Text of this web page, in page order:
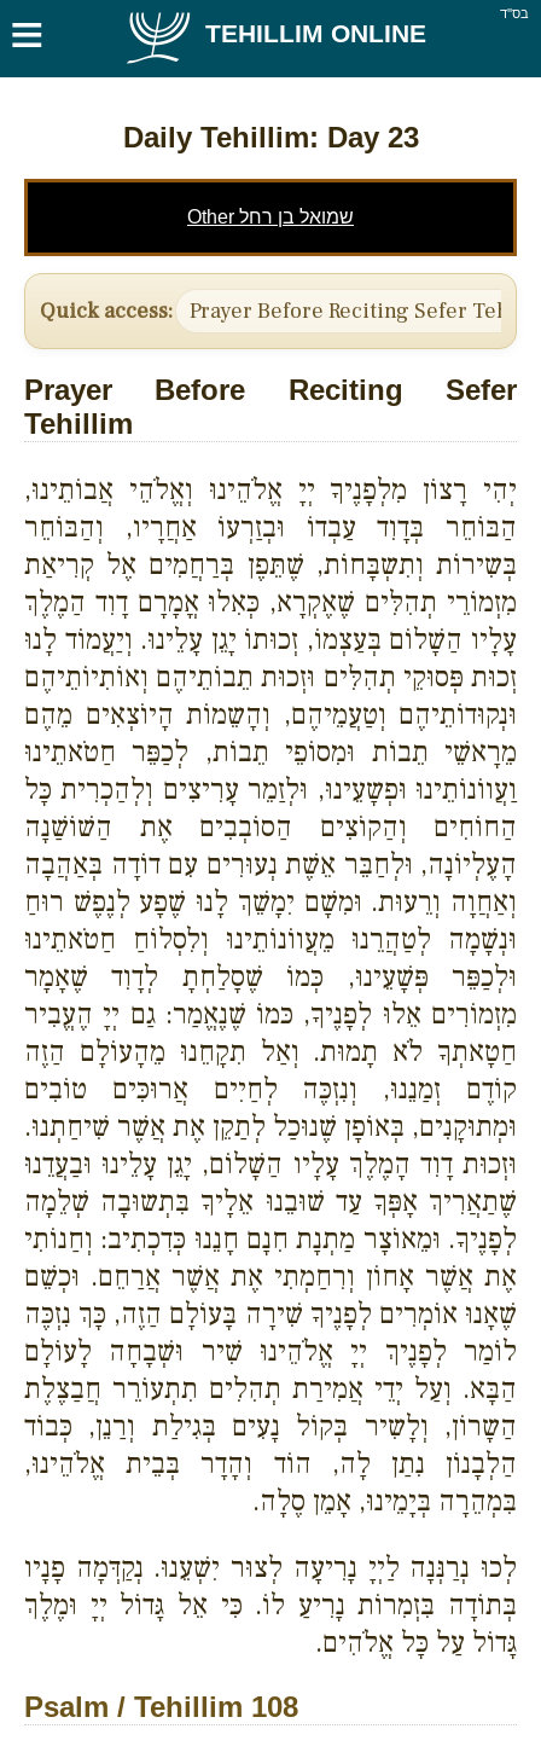
בס''ד ≡ TEHILLIM ONLINE
Daily Tehillim: Day 23
Other שמואל בן רחל
Quick access: Prayer Before Reciting Sefer
Prayer Before Reciting Sefer
Tehillim
יְהִי רָצוֹן מִלְפָנֶיךָ יְיָ אֱלֹהֵינוּ וְאֱלֹהֵי אֲבוֹתֵינוּ,
הַבּוֹחֵר בְּדָוִד עַבְדוֹ וּבְזַרְעוֹ אַחֲרָיו, וְהַבּוֹחֵר
בְּשִירוֹת וְתִשְבָּחוֹת, שֶׁתֵּפֶן בְּרַחֲמִים אֶל קְרִיאַת
מִזְמוֹרֵי תְהִלִּים שֶׁאֶקְרָא, כְּאִלוּ אֳמָרָם דָוִד הַמֶלֶךְ
עָלָיו הַשָׁלוֹם בְּעַצְמוֹ, זְכוּתוֹ יָגֵן עָלֵינוּ. וְיַעֲמוֹד לָנוּ
זְכוּת פְּסוּקֵי תְהִלִּים וּזְכוּת תֵבוֹתֵיהֶם וְאוֹתִיוֹתֵיהֶם
וּנְקוּדוֹתֵיהֶם וְטַעֲמֵיהֶם, וְהָשֵמוֹת הָיוֹצְאִים מֵהֶם
מֵרָאשֵׁי תֵבוֹת וּמִסוֹפֵי תֵבוֹת, לְכַפֵּר חַטֹאתֵינוּ
וַעֲווֹנוֹתֵינוּ וּפְשָעֵינוּ, וּלְזַמֵר עָרִיצִים וְלְהַכְרִית כָּל
הַחוֹחִים וְהַקוֹצִים הַסוֹבְבִים אֶת הַשׁוֹשַׁנָה
הָעֶלְיוֹנָה, וּלְחַבֵּר אֵשֶׁת נְעוּרִים עִם דוֹדָה בְּאַהֲבָה
וְאַחֲוָה וְרֵעוּת. וּמִשָׁם יִמָשֵׁךְ לָנוּ שֶׁפָע לְנֶפֶשׁ רוּחַ
וּנְשָׁמָה לְטַהֲרֵנוּ מֵעֲווֹנוֹתֵינוּ וְלִסְלוֹחַ חַטֹאתֵינוּ
וּלְכַפֵּר פְּשָׁעֵינוּ, כְּמוֹ שֶׁסָלַחְתָ לְדָוִד שֶׁאָמָר
מִזְמוֹרִים אֵלוּ לְפָנֶיךָ, כּמוֹ שֶׁנֶאֱמַר: גַם יְיָ הֶעֱבִיר
חַטָאתְךָ לֹא תָמוּת. וְאַל תִקָחֵנוּ מֵהָעוֹלָם הַזֶה
קוֹדֶם זְמַנֵנוּ, וְנִזְכֶּה לְחַיִים אֲרוּכִּים טוֹבִים
וּמְתוּקָנִים, בְּאוֹפָן שֶׁנוּכַל לְתַקֵן אֶת אֲשֶׁר שִׁיחַתְנוּ.
וּזְכוּת דָוִד הָמֶלֶךְ עָלָיו הַשָׁלוֹם, יָגֵן עָלֵינוּ וּבַעֲדֵנוּ
שֶׁתַאֲרִיךְ אָפְּךָ עַד שׁוּבֵנוּ אֵלָיךָ בִּתְשוּבָה שְׁלֵמָה
לְפָנֶיךָ. וּמֵאוֹצָר מַתְנָת חִנָם חָנֵנוּ כְּדִכְתִיב: וְחַנוֹתִי
אֶת אֲשֶׁר אָחוֹן וְרִחַמְתִי אֶת אֲשֶׁר אֲרַחֵם. וּכְשֵׁם
שֶׁאָנוּ אוֹמְרִים לְפָנֶיךָ שִׁירָה בָּעוֹלָם הַזֶה, כָּךְ נִזְכֶּה
לוֹמַר לְפָנֶיךְ יְיָ אֱלֹהֵינוּ שִׁיר וּשְׁבָחָה לָעוֹלָם
הַבָּא. וְעַל יְדֵי אֲמִירַת תְהִלִים תִתְעוֹרֵר חֲבַצֶלֶת
הַשָרוֹן, וְלָשִיר בְּקוֹל נָעִים בְּגִילַת וְרַנֵן, כְּבוֹד
הַלְבָנוֹן נִתַן לָה, הוֹד וְהָדָר בְּבֵית אֱלֹהֵינוּ,
בִּמְהֵרָה בְּיָמֵינוּ, אָמֵן סֶלָה.
לְכוּ נְרַנְּנָה לַיְיָ נָרִיעָה לְצוּר יִשְׁעֵנוּ. נְקַדְּמָה פָנָיו
בְּתוֹדָה בִּזְמִרוֹת נָרִיעַ לוֹ. כִּי אֵל גָּדוֹל יְיָ וּמֶלֶךְ
גָּדוֹל עַל כָּל אֱלֹהִים.
Psalm / Tehillim 108